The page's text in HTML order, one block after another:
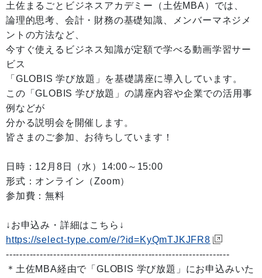
土佐まるごとビジネスアカデミー（土佐MBA）では、
論理的思考、会計・財務の基礎知識、メンバーマネジメ
ントの方法など、
今すぐ使えるビジネス知識が定額で学べる動画学習サー
ビス
「GLOBIS 学び放題」を基礎講座に導入しています。
この「GLOBIS 学び放題」の講座内容や企業での活用事
例などが
分かる説明会を開催します。
皆さまのご参加、お待ちしています！
日時：12月8日（水）14:00～15:00
形式：オンライン（Zoom）
参加費：無料
↓お申込み・詳細はこちら↓
https://select-type.com/e/?id=KyQmTJKJFR8
------------------------------------------------------------------
＊土佐MBA経由で「GLOBIS 学び放題」にお申込みいた